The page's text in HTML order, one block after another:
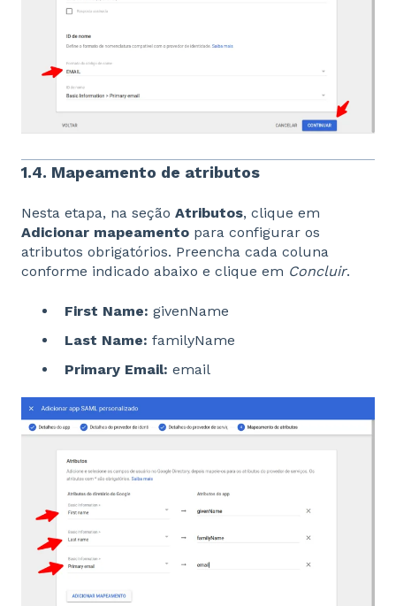
1.4. Mapeamento de atributos
Nesta etapa, na seção Atributos, clique em
Adicionar mapeamento para configurar os
atributos obrigatórios. Preencha cada coluna
conforme indicado abaixo e clique em Concluir.
First Name: givenName
Last Name: familyName
Primary Email: email